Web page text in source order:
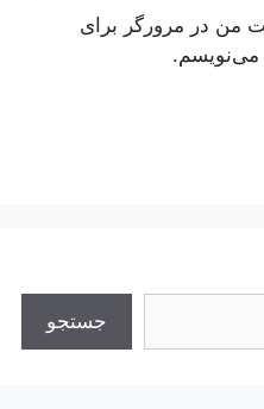
من در مرورگر برای
می‌نویسم.
جستجو